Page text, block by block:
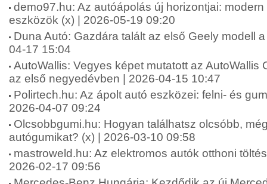
demo97.hu: Az autóápolás új horizontjai:
eszközök (x) | 2026-05-19 09:20
Duna Autó: Gazdára talált az első Geely modell
04-17 15:04
AutoWallis: Vegyes képet mutatott az AutoWallis
az első negyedévben | 2026-04-15 10:47
Polirtech.hu: Az ápolt autó eszközei: felni- és
2026-04-07 09:24
Olcsobbgumi.hu: Hogyan találhatsz olcsóbb,
autógumikat? (x) | 2026-03-10 09:58
mastroweld.hu: Az elektromos autók otthoni
2026-02-17 09:56